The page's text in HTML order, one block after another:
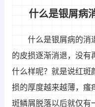
什么是银屑病
什么是银屑病的消
的皮损逐渐消退，没有
什么样呢？就是说红斑
损的厚度越来越薄，瘙
斑鳞屑脱落以后就仅有